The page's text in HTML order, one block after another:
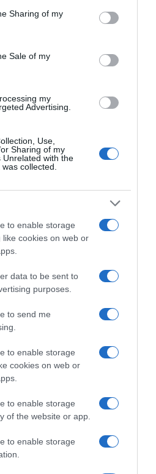
behaviour. You may click to
and its third-party tags to
purposes in below Google
Sharing of my
Sale of my
my
Advertising.
Use,
Sharing of my
Unrelated with the
collected.
to enable storage
cookies on web or
data to be sent to
purposes.
to send me
to enable storage
cookies on web or
to enable storage
of the website or app.
to enable storage
υψηλού κόστους
εξαιρετικά σύνθετη
μεταβλητές και
. Με τους ανθρώπους
τους εξωτερικούς μας
και πιστεύουμε
να δημιουργήσουμε
μία εύχρηστη
του αιτήματος για τους
να αξιοποιήσουν την
η κυρία
τη ζωή
τον δικό τους
υγείας που
ο ασθενής συμπολίτης
να είναι
και αποτελεσματικός
μεθοδικά, σταθερά